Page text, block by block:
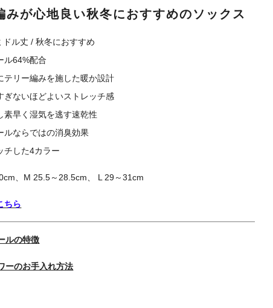
みが心地良い秋冬におすすめのソックス
ドル丈 / 秋冬におすすめ
ル64%配合
テリー編みを施した暖か設計
ぎないほどよいストレッチ感
素早く湿気を逃す速乾性
ルならではの消臭効果
チした4カラー
、M 25.5～28.5cm、 L 29～31cm
ちら
ルの特徴
ーのお手入れ方法